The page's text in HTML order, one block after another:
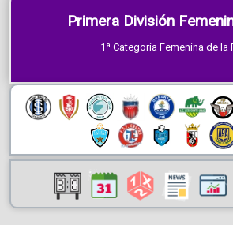
Primera División
1ª Categoría Femenina de la